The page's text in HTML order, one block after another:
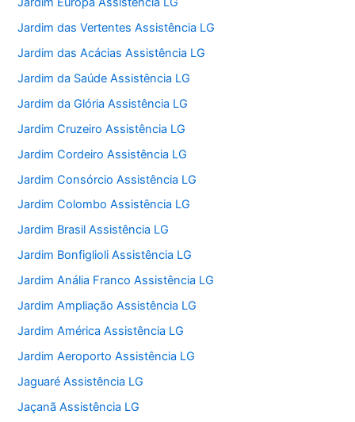
Jardim das Vertentes Assistência LG
Jardim das Acácias Assistência LG
Jardim da Saúde Assistência LG
Jardim da Glória Assistência LG
Jardim Cruzeiro Assistência LG
Jardim Cordeiro Assistência LG
Jardim Consórcio Assistência LG
Jardim Colombo Assistência LG
Jardim Brasil Assistência LG
Jardim Bonfiglioli Assistência LG
Jardim Anália Franco Assistência LG
Jardim Ampliação Assistência LG
Jardim América Assistência LG
Jardim Aeroporto Assistência LG
Jaguaré Assistência LG
Jaçanã Assistência LG